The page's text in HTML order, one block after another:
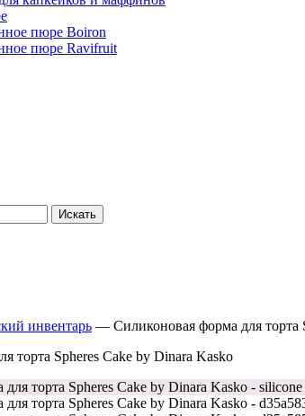
пюре Boiron
пюре Ravifruit
Искать
инвентарь — Силиконовая форма для торта
торта Spheres Cake by Dinara Kasko